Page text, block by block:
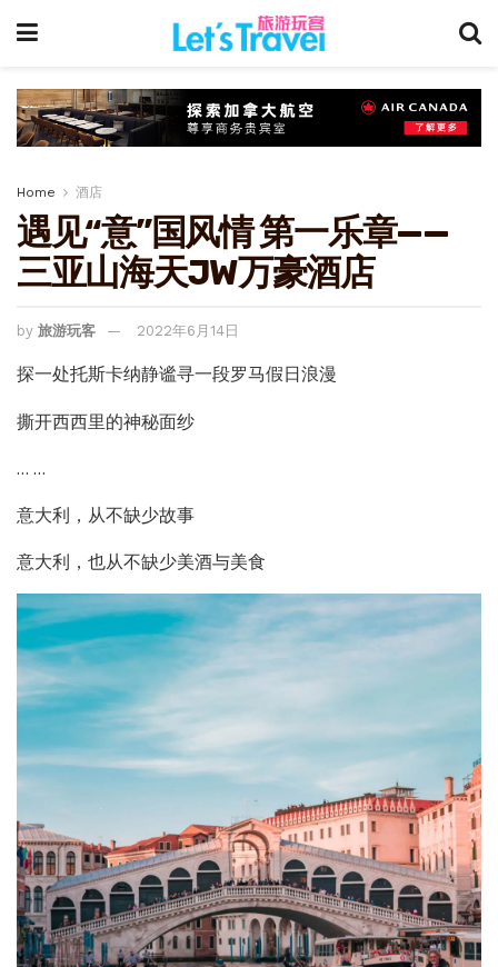
Home 酒店
遇见“意”国风情 第一乐章——
三亚山海天JW万豪酒店
by 旅游玩客 2022年6月14日
探一处托斯卡纳静谧寻一段罗马假日浪漫
撕开西西里的神秘面纱
… …
意大利，从不缺少故事
意大利，也从不缺少美酒与美食